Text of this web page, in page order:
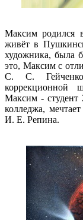
Максим родился
живёт в
художника, была
это, Максим с
С. С.
коррекционной
Максим - студент
колледжа,
И. Е. Репина.